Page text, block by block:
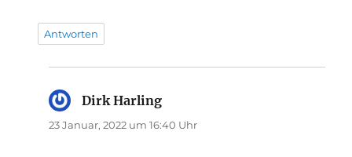
Antworten
Dirk Harling
23 Januar, 2022 um 16:40 Uhr